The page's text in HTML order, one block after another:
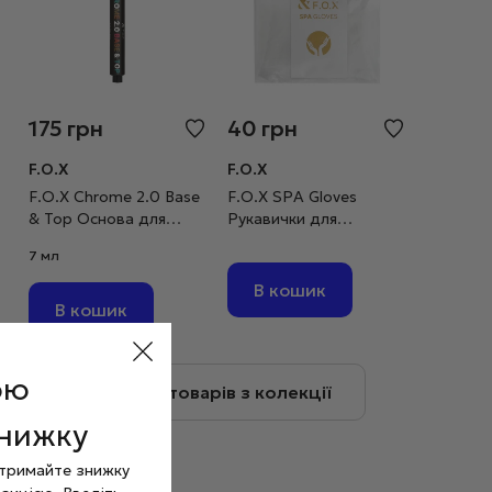
знижку
175 грн
F.O.X
F.O.X Chrome 2.0 Base
& Top Основа для
7 мл
В кошик
40 грн
F.O.X
F.O.X SPA Gloves
Рукавички для
В кошик
Більше товарів з колекції